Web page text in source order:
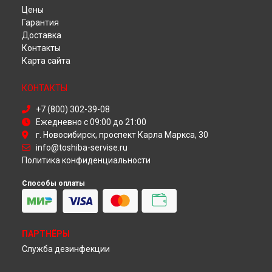
Замена тачпада ноутбука Toshiba в
Замена тачпада ноутбука Toshiba в
Замена тачпада ноутбука Toshiba в
Замена тачпада ноутбука Toshiba в
Замена тачпада ноутбука Toshiba в
Цены
Гарантия
Доставка
Контакты
Карта сайта
КОНТАКТЫ
+7 (800) 302-39-08
Ежедневно с 09:00 до 21:00
г. Новосибирск, проспект Карла Маркса, 30
info@toshiba-servise.ru
Политика конфиденциальности
Способы оплаты
ПАРТНЁРЫ
Служба дезинфекции